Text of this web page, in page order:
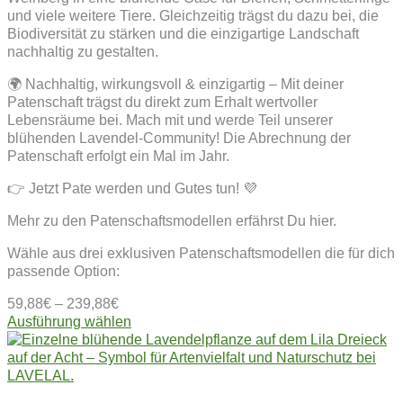
und viele weitere Tiere. Gleichzeitig trägst du dazu bei, die
Biodiversität zu stärken und die einzigartige Landschaft
nachhaltig zu gestalten.
🌍 Nachhaltig, wirkungsvoll & einzigartig – Mit deiner
Patenschaft trägst du direkt zum Erhalt wertvoller
Lebensräume bei. Mach mit und werde Teil unserer
blühenden Lavendel-Community! Die Abrechnung der
Patenschaft erfolgt ein Mal im Jahr.
👉 Jetzt Pate werden und Gutes tun! 💜
Mehr zu den Patenschaftsmodellen erfährst Du hier.
Wähle aus drei exklusiven Patenschaftsmodellen die für dich
passende Option:
59,88€ – 239,88€
Ausführung wählen
Produkt
weist